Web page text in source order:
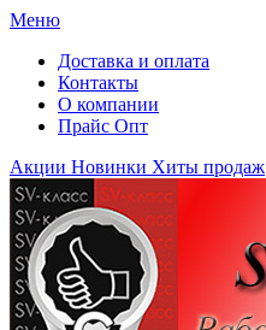
Меню
Доставка и оплата
Контакты
О компании
Прайс Опт
Акции Новинки Хиты продаж